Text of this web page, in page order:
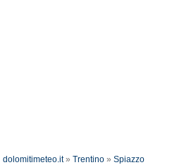
dolomitimeteo.it»Trentino »Spiazzo